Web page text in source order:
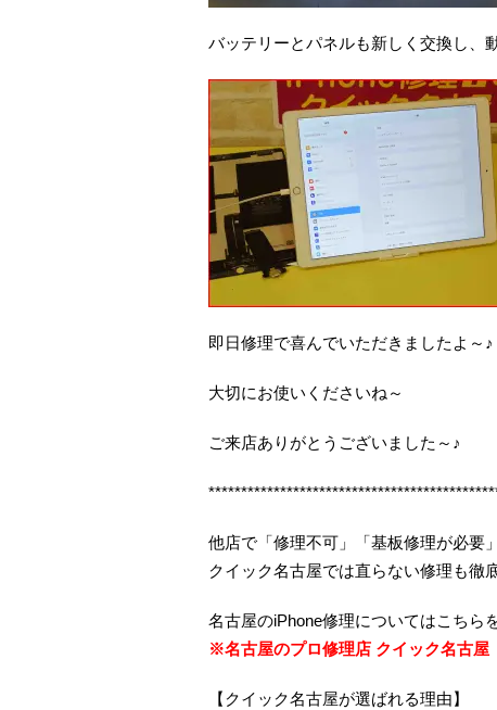
バッテリーとパネルも新しく交換し、
即日修理で喜んでいただきましたよ～♪
大切にお使いくださいね～
ご来店ありがとうございました～♪
他店で「修理不可」「基板修理が必要
クイック名古屋では直らない修理も徹
名古屋のiPhone修理についてはこちら
※名古屋のプロ修理店 クイック名古屋
【クイック名古屋が選ばれる理由】